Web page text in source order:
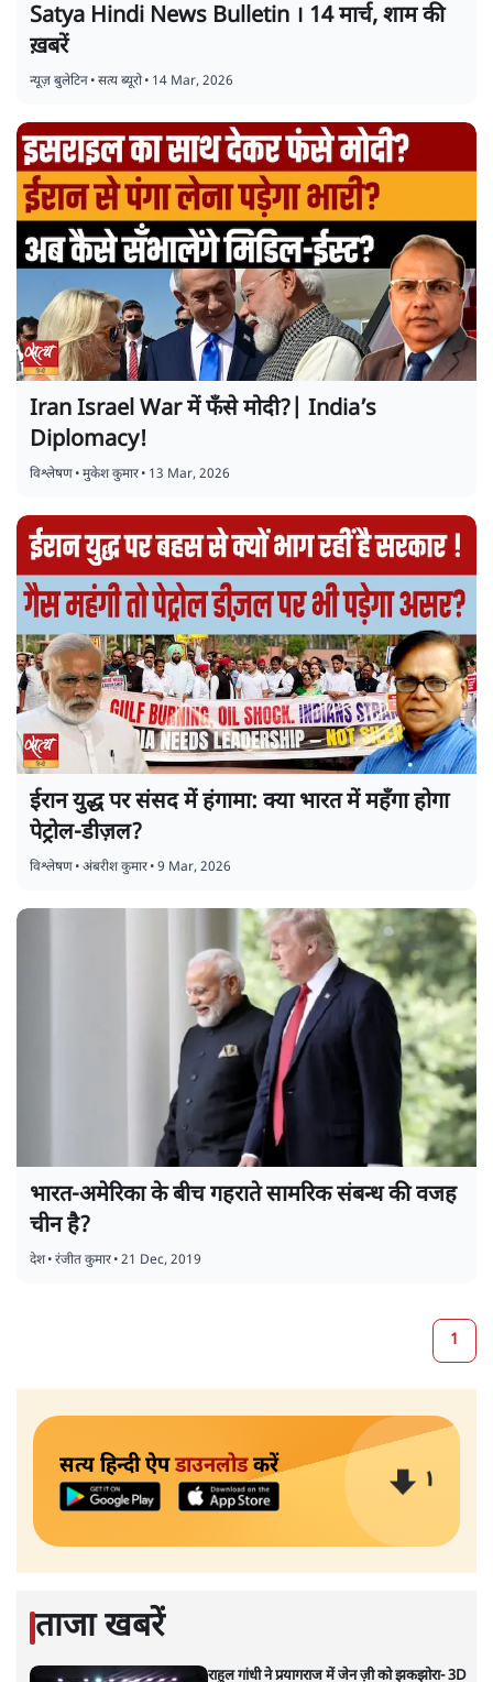
Satya Hindi News Bulletin । 14 मार्च, शाम की
ख़बरें
न्यूज़ बुलेटिन•सत्य ब्यूरो• 14 Mar, 2026
Iran Israel War में फँसे मोदी?| India’s
Diplomacy!
विश्लेषण•मुकेश कुमार• 13 Mar, 2026
ईरान युद्ध पर संसद में हंगामा: क्या भारत में महँगा होगा
पेट्रोल-डीज़ल?
विश्लेषण•अंबरीश कुमार•9 Mar, 2026
भारत-अमेरिका के बीच गहराते सामरिक संबन्ध की वजह
चीन है?
देश•रंजीत कुमार•21 Dec, 2019
1
सत्य हिन्दी ऐपडाउनलोडकरें
ताजा खबरें
राहुल गांधी ने प्रयागराज में जेन ज़ी को झकझोरा- 3D